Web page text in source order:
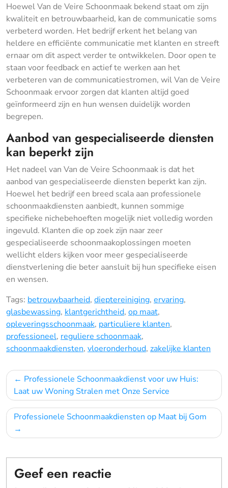
Hoewel Van de Veire Schoonmaak bekend staat om zijn
kwaliteit en betrouwbaarheid, kan de communicatie soms
verbeterd worden. Het bedrijf erkent het belang van
heldere en efficiënte communicatie met klanten en streeft
ernaar om dit aspect verder te ontwikkelen. Door open te
staan voor feedback en actief te werken aan het
verbeteren van de communicatiestromen, wil Van de Veire
Schoonmaak ervoor zorgen dat klanten altijd goed
geïnformeerd zijn en hun wensen duidelijk worden
begrepen.
Aanbod van gespecialiseerde diensten
kan beperkt zijn
Het nadeel van Van de Veire Schoonmaak is dat het
aanbod van gespecialiseerde diensten beperkt kan zijn.
Hoewel het bedrijf een breed scala aan professionele
schoonmaakdiensten aanbiedt, kunnen sommige
specifieke nichebehoeften mogelijk niet volledig worden
ingevuld. Klanten die op zoek zijn naar zeer
gespecialiseerde schoonmaakoplossingen moeten
wellicht elders kijken voor meer gespecialiseerde
dienstverlening die beter aansluit bij hun specifieke eisen
en wensen.
Tags: betrouwbaarheid, dieptereiniging, ervaring,
glasbewassing, klantgerichtheid, op maat,
opleveringsschoonmaak, particuliere klanten,
professioneel, reguliere schoonmaak,
schoonmaakdiensten, vloeronderhoud, zakelijke klanten
Bericht
navigatie
Professionele Schoonmaakdienst voor uw Huis:
Laat uw Woning Stralen met Onze Service
Professionele Schoonmaakdiensten op Maat bij Gom
Geef een reactie